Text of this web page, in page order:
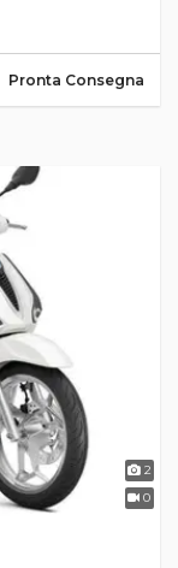
Pronta Consegna
2
0